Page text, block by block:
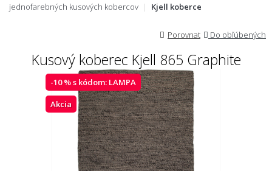
jednofarebných kusových kobercov
Kjell koberce
Porovnat Do obľúbených
Kusový koberec Kjell 865 Graphite
-10 % s kódom: LAMPA
Akcia